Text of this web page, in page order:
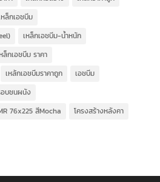
หล็กเอชบีม
เหล็กเอชบีม-น้ำหนัก
ล็กเอชบีม ราคา
เหล้กเอชบีมราคาถูก
เอชบีม
บชนผนัง
76x225 สีMocha
โครงสร้างหลังคา